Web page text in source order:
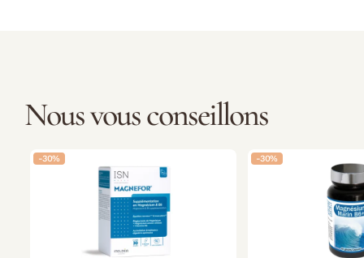
Nous vous conseillons
-30% -30%